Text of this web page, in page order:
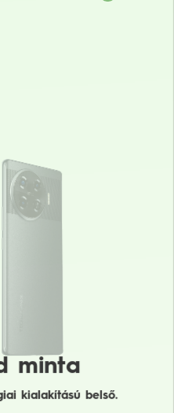
minta
kialakítású belső.
minta
kialakítású belső.